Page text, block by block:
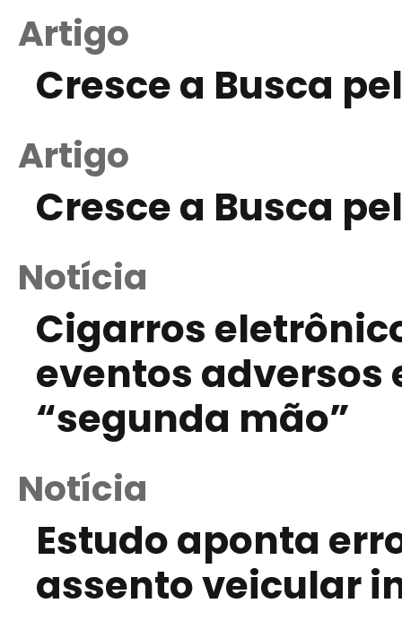
Artigo
Cresce a Busca
Artigo
Cresce a Busca
Notícia
Cigarros
eventos adversos
“segunda mão”
Notícia
Estudo aponta
assento veicular